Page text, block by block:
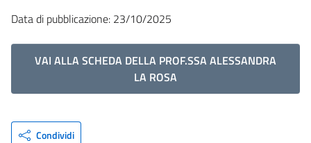
Data di pubblicazione: 23/10/2025
VAI ALLA SCHEDA DELLA PROF.SSA ALESSANDRA
LA ROSA
Condividi